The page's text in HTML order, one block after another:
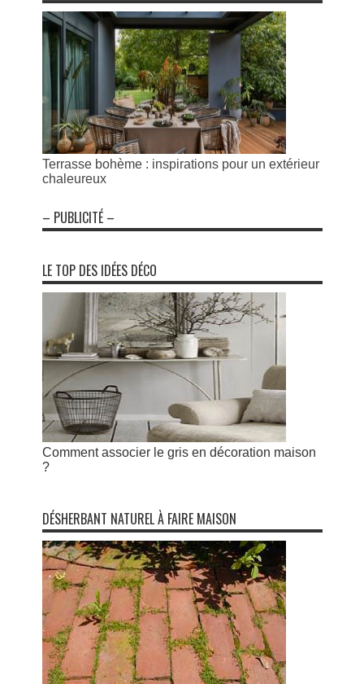
Terrasse bohème : inspirations pour un extérieur
chaleureux
– PUBLICITÉ –
LE TOP DES IDÉES DÉCO
Comment associer le gris en décoration maison
?
DÉSHERBANT NATUREL À FAIRE MAISON